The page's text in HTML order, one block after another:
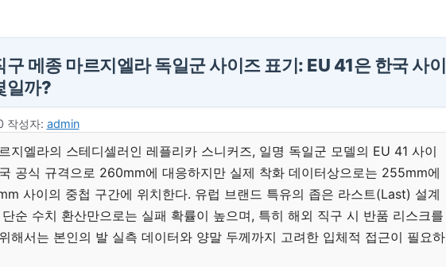
구 메종 마르지엘라 독일군 사이즈 표기: EU 41은 한국 사이
일까?
작성자: admin
지엘라의 스테디셀러인 레플리카 스니커즈, 일명 독일군 모델의 EU 41 사이
공식 규격으로 260mm에 대응하지만 실제 착화 데이터상으로는 255mm에
사이의 중첩 구간에 위치한다. 유럽 브랜드 특유의 좁은 라스트(Last) 설계
순 수치 환산만으로는 실패 확률이 높으며, 특히 해외 직구 시 반품 리스크를
해서는 본인의 발 실측 데이터와 양말 두께까지 고려한 입체적 접근이 필요하